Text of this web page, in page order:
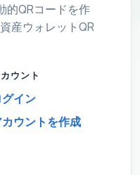
的QRコードを作
産ウォレットQR
ウント
グイン
カウントを作成